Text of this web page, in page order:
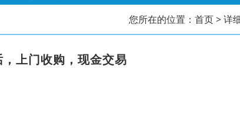
您所在的位置： 首页> 详
上门收购，现金交易